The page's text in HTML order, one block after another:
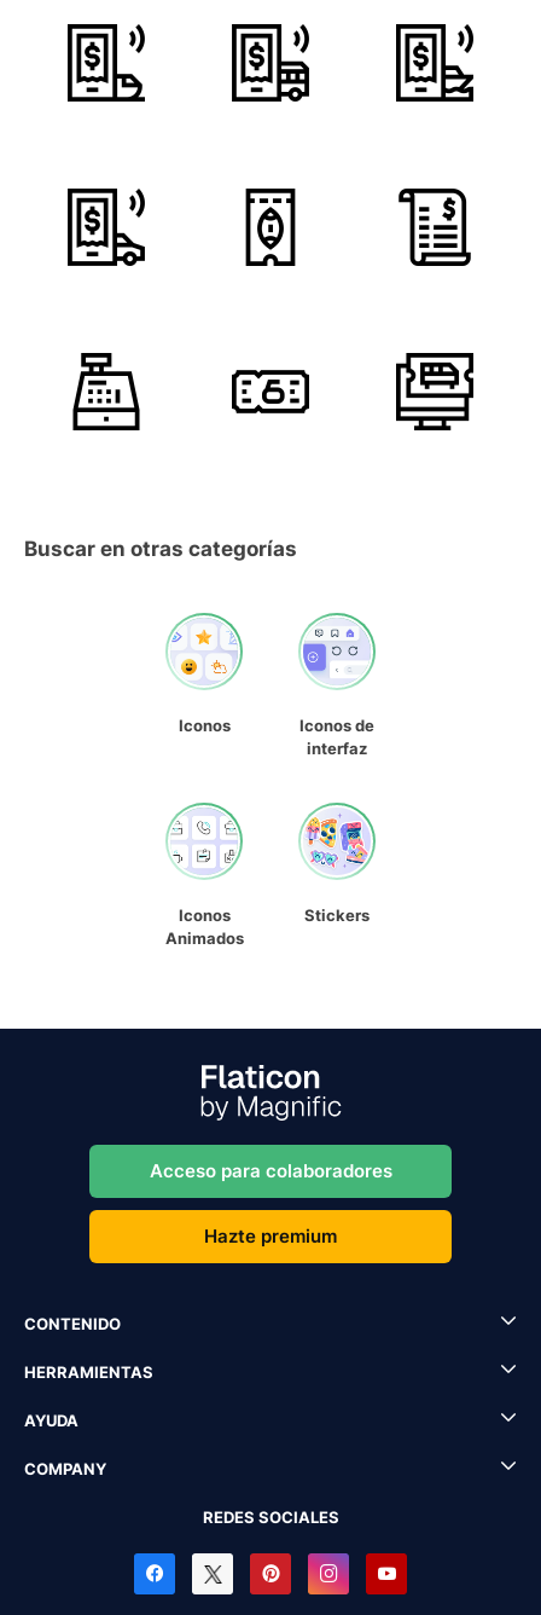
Buscar en otras categorías
Iconos
Iconos de
interfaz
Iconos
Animados
Stickers
Acceso para colaboradores
Hazte premium
CONTENIDO
HERRAMIENTAS
AYUDA
COMPANY
REDES SOCIALES